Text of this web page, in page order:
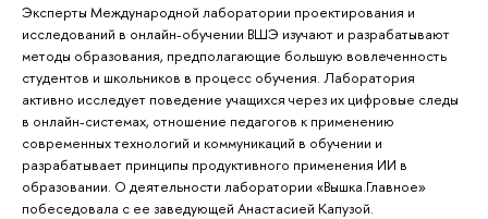
Эксперты Международной лаборатории проектирования и
исследований в онлайн-обучении ВШЭ изучают и разрабатывают
методы образования, предполагающие большую вовлеченность
студентов и школьников в процесс обучения. Лаборатория
активно исследует поведение учащихся через их цифровые следы
в онлайн-системах, отношение педагогов к применению
современных технологий и коммуникаций в обучении и
разрабатывает принципы продуктивного применения ИИ в
образовании. О деятельности лаборатории «Вышка.Главное»
побеседовала с ее заведующей Анастасией Капузой.